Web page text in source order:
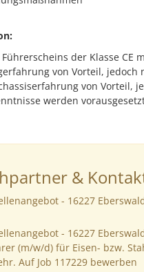
Führerscheins der Klasse
von Vorteil, jedoch
von Vorteil,
werden
&
- 16227
- 16227
(m/w/d) für Eisen- bzw.
Auf Job 117229 bewerben